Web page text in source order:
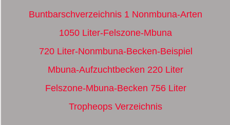
Buntbarschverzeichnis 1 Nonmbuna-Arten
1050 Liter-Felszone-Mbuna
720 Liter-Nonmbuna-Becken-Beispiel
Mbuna-Aufzuchtbecken 220 Liter
Felszone-Mbuna-Becken 756 Liter
Tropheops Verzeichnis